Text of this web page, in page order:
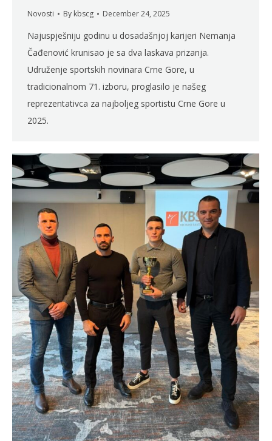
Novosti By kbscg December 24, 2025
Najuspješniju godinu u dosadašnjoj karijeri Nemanja
Čađenović krunisao je sa dva laskava prizanja.
Udruženje sportskih novinara Crne Gore, u
tradicionalnom 71. izboru, proglasilo je našeg
reprezentativca za najboljeg sportistu Crne Gore u
2025.